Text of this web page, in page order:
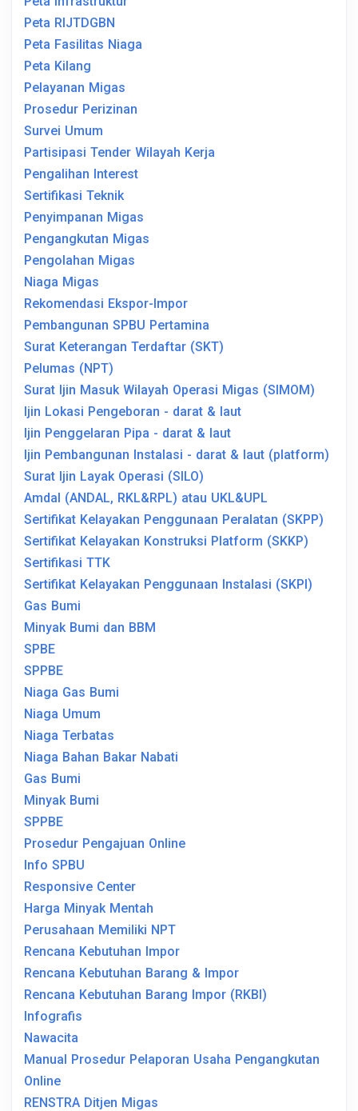
Peta RIJTDGBN
Peta Fasilitas Niaga
Peta Kilang
Pelayanan Migas
Prosedur Perizinan
Survei Umum
Partisipasi Tender Wilayah Kerja
Pengalihan Interest
Sertifikasi Teknik
Penyimpanan Migas
Pengangkutan Migas
Pengolahan Migas
Niaga Migas
Rekomendasi Ekspor-Impor
Pembangunan SPBU Pertamina
Surat Keterangan Terdaftar (SKT)
Pelumas (NPT)
Surat Ijin Masuk Wilayah Operasi Migas (SIMOM)
Ijin Lokasi Pengeboran - darat & laut
Ijin Penggelaran Pipa - darat & laut
Ijin Pembangunan Instalasi - darat & laut (platform)
Surat Ijin Layak Operasi (SILO)
Amdal (ANDAL, RKL&RPL) atau UKL&UPL
Sertifikat Kelayakan Penggunaan Peralatan (SKPP)
Sertifikat Kelayakan Konstruksi Platform (SKKP)
Sertifikasi TTK
Sertifikat Kelayakan Penggunaan Instalasi (SKPI)
Gas Bumi
Minyak Bumi dan BBM
SPBE
SPPBE
Niaga Gas Bumi
Niaga Umum
Niaga Terbatas
Niaga Bahan Bakar Nabati
Gas Bumi
Minyak Bumi
SPPBE
Prosedur Pengajuan Online
Info SPBU
Responsive Center
Harga Minyak Mentah
Perusahaan Memiliki NPT
Rencana Kebutuhan Impor
Rencana Kebutuhan Barang & Impor
Rencana Kebutuhan Barang Impor (RKBI)
Infografis
Nawacita
Manual Prosedur Pelaporan Usaha Pengangkutan
Online
RENSTRA Ditjen Migas